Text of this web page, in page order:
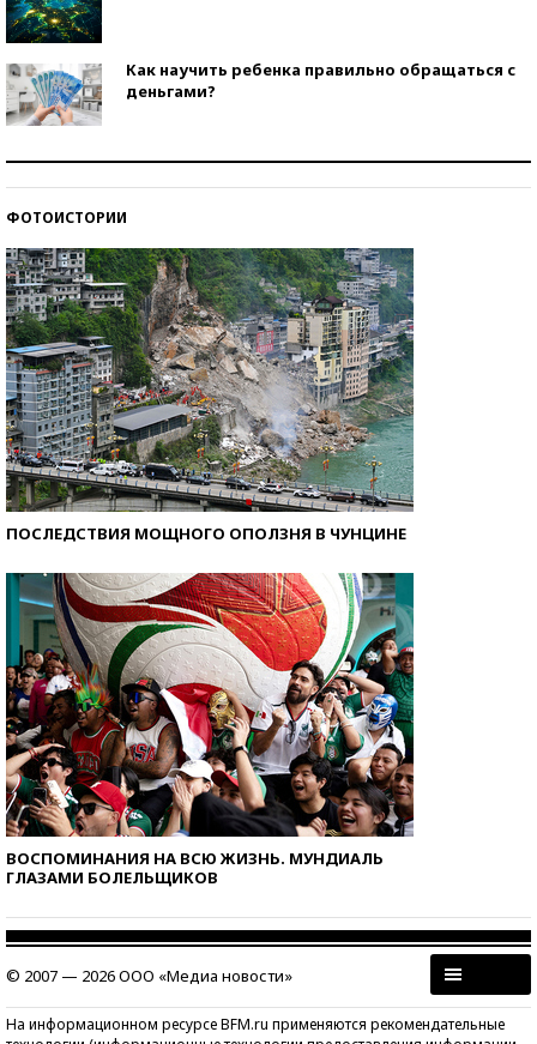
Как научить ребенка правильно обращаться с
деньгами?
ФОТОИСТОРИИ
ПОСЛЕДСТВИЯ МОЩНОГО ОПОЛЗНЯ В ЧУНЦИНЕ
ВОСПОМИНАНИЯ НА ВСЮ ЖИЗНЬ. МУНДИАЛЬ
ГЛАЗАМИ БОЛЕЛЬЩИКОВ
© 2007 — 2026 ООО «Медиа новости»
На информационном ресурсе BFM.ru применяются рекомендательные